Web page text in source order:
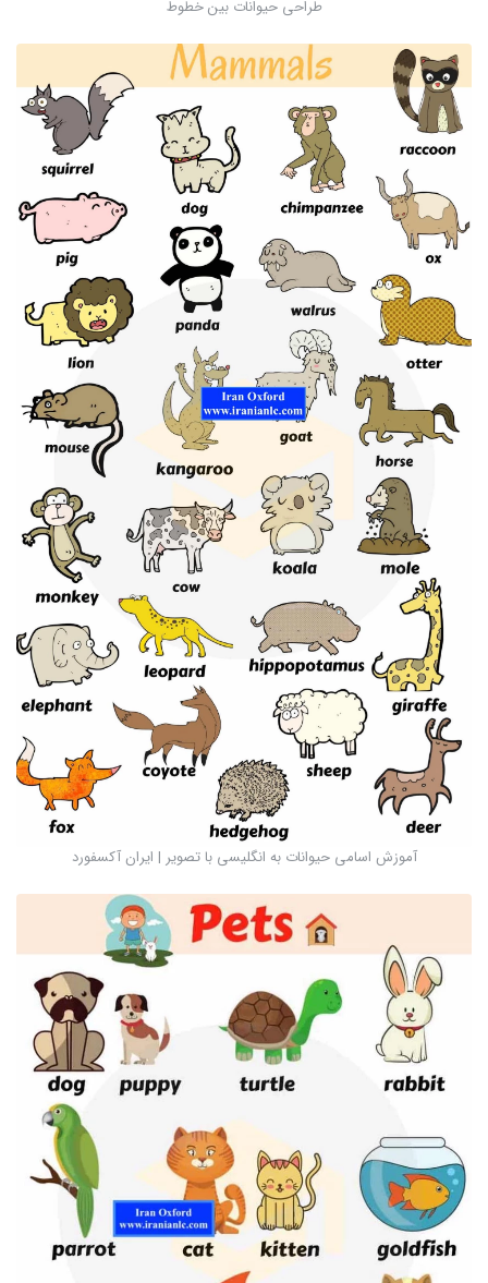
طراحی حیوانات بین خطوط
آموزش اسامی حیوانات به انگلیسی با تصویر | ایران آکسفورد